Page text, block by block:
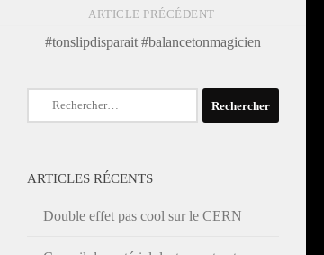
ARTICLE PRÉCÉDENT
#tonslipdisparait #balancetonmagicien
Rechercher :
ARTICLES RÉCENTS
Double effet pas cool sur le CERN